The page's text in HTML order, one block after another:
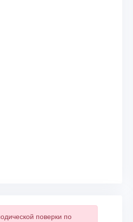
поверки по